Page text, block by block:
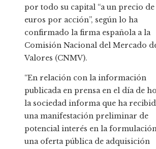
por todo su capital “a un precio de
euros por acción”, según lo ha
confirmado la firma española a la
Comisión Nacional del Mercado
Valores (CNMV).
“En relación con la información
publicada en prensa en el día de
la sociedad informa que ha
una manifestación preliminar de
potencial interés en la
una oferta pública de adquisición